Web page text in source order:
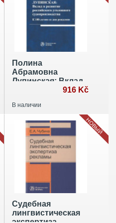
Полина
Абрамовна
Лупинская: Вклад
уголовного
судопроизводства
916 Kč
В наличии
Судебная
лингвистическая
НОВЫЙ